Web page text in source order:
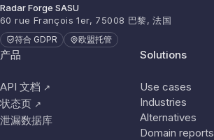
Radar Forge SASU
60 rue François 1er, 75008 巴黎, 法国
符合 GDPR 欧盟托管
产品
API 文档 ↗
状态页 ↗
泄漏数据库
Solutions
Use cases
Industries
Alternatives
Domain reports